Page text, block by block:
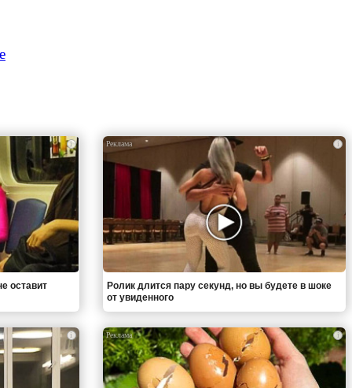
i
оставит
i
Ролик длится пару секунд, но вы будете в шоке
от увиденного
i i